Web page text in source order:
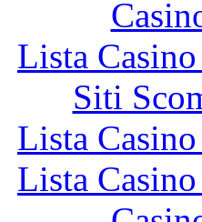
Lista
Siti
Lista
Lista